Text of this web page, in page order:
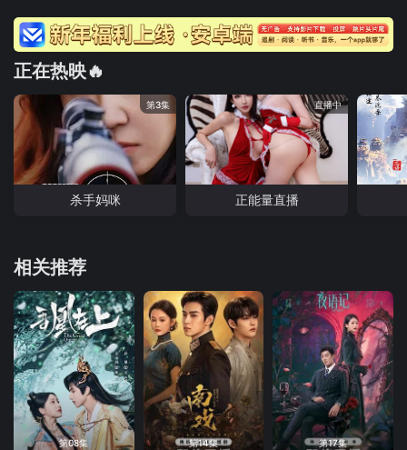
正在热映🔥
第3集
杀手妈咪
直播中
正能量直播
相关推荐
第08集 第14集 第17集